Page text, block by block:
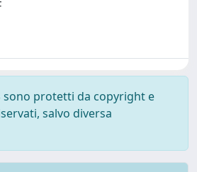
sono protetti da copyright e
salvo diversa